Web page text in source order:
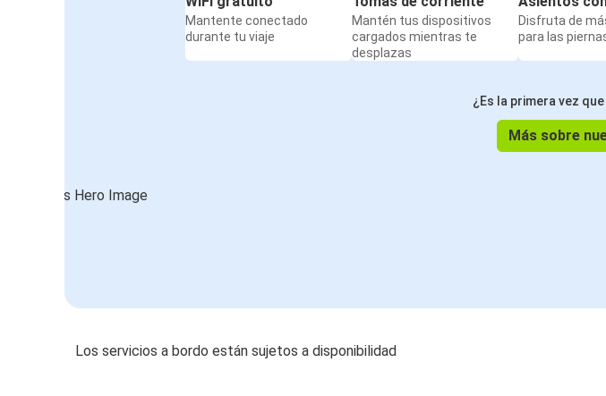
Mantente conectado
durante tu viaje
Mantén tus dispositivos
cargados mientras te
desplazas
Disfruta de
para las
¿Es la primera vez
Más sobre
Los servicios a bordo están sujetos a disponibilidad